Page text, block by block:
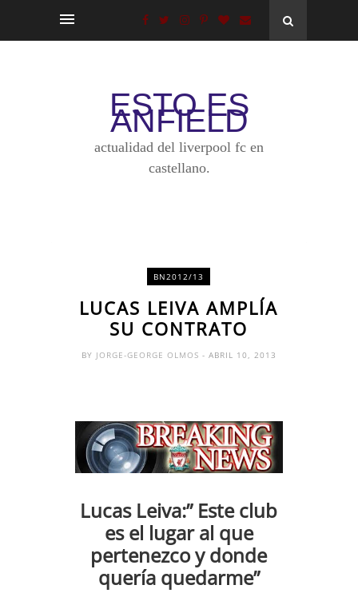
ESTO ES
ANFIELD
actualidad del liverpool fc en
castellano.
BN2012/13
LUCAS LEIVA AMPLÍA
SU CONTRATO
BY JORGE-GEORGE OLMOS - ABRIL 10, 2013
Lucas Leiva:” Este club
es el lugar al que
pertenezco y donde
quería quedarme”